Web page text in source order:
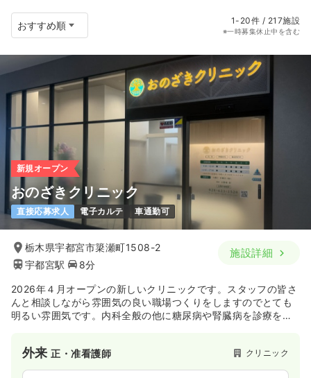
1-20件 / 217施設
※一時募集休止中を含む
新規オープン
おのざきクリニック
直接応募求人 電子カルテ 車通勤可
栃木県宇都宮市簗瀬町1508-2
宇都宮駅
8分
施設詳細
2026年４月オープンの新しいクリニックです。スタッフの皆さ
んと相談しながら雰囲気の良い職場つくりをしますのでとても
明るい雰囲気です。内科全般の他に糖尿病や腎臓病を診療をし
外来正・准看護師 クリニック